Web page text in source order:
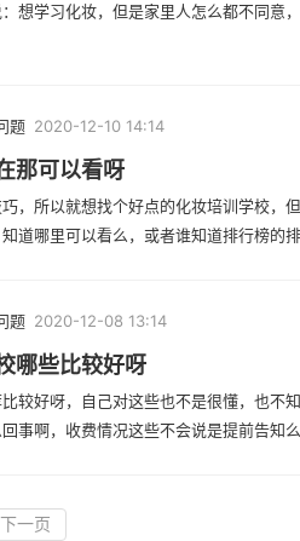
想学习化妆，但是家里人怎么都不同意
题 2020-12-10 14:14
那可以看呀
，所以就想找个好点的化妆培训学校，
道哪里可以看么，或者谁知道排行榜的
题 2020-12-08 13:14
哪些比较好呀
较好呀，自己对这些也不是很懂，也不
事啊，收费情况这些不会说是提前告知
下一页